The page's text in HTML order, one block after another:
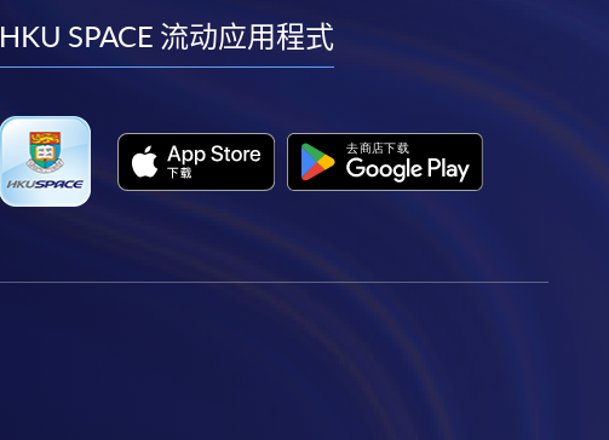
facebook
youtube
linkedininstagram
HKU SPACE 流动应用程式